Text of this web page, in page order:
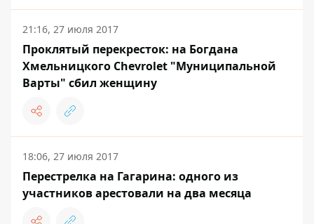
21:16, 27 июля 2017
Проклятый перекресток: на Богдана
Хмельницкого Chevrolet "Муниципальной
Варты" сбил женщину
18:06, 27 июля 2017
Перестрелка на Гагарина: одного из
участников арестовали на два месяца